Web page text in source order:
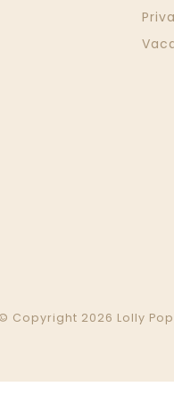
© Copyright 2026 Lolly